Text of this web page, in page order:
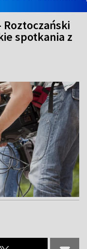
Roztoczański
spotkania z